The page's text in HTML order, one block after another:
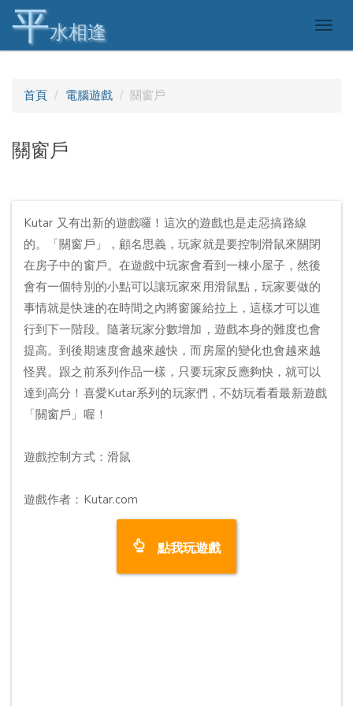
平水相逢
首頁 電腦遊戲 關窗戶
關窗戶
Kutar 又有出新的遊戲囉！這次的遊戲也是走惡搞路線
的。「關窗戶」，顧名思義，玩家就是要控制滑鼠來關閉
在房子中的窗戶。在遊戲中玩家會看到一棟小屋子，然後
會有一個特別的小點可以讓玩家來用滑鼠點，玩家要做的
事情就是快速的在時間之內將窗簾給拉上，這樣才可以進
行到下一階段。隨著玩家分數增加，遊戲本身的難度也會
提高。到後期速度會越來越快，而房屋的變化也會越來越
怪異。跟之前系列作品一樣，只要玩家反應夠快，就可以
達到高分！喜愛Kutar系列的玩家們，不妨玩看看最新遊戲
「關窗戶」喔！
遊戲控制方式：滑鼠
遊戲作者：Kutar.com
點我玩遊戲